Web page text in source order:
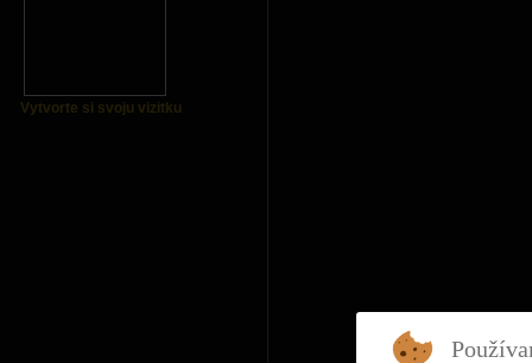
Vytvorte si svoju vizitku